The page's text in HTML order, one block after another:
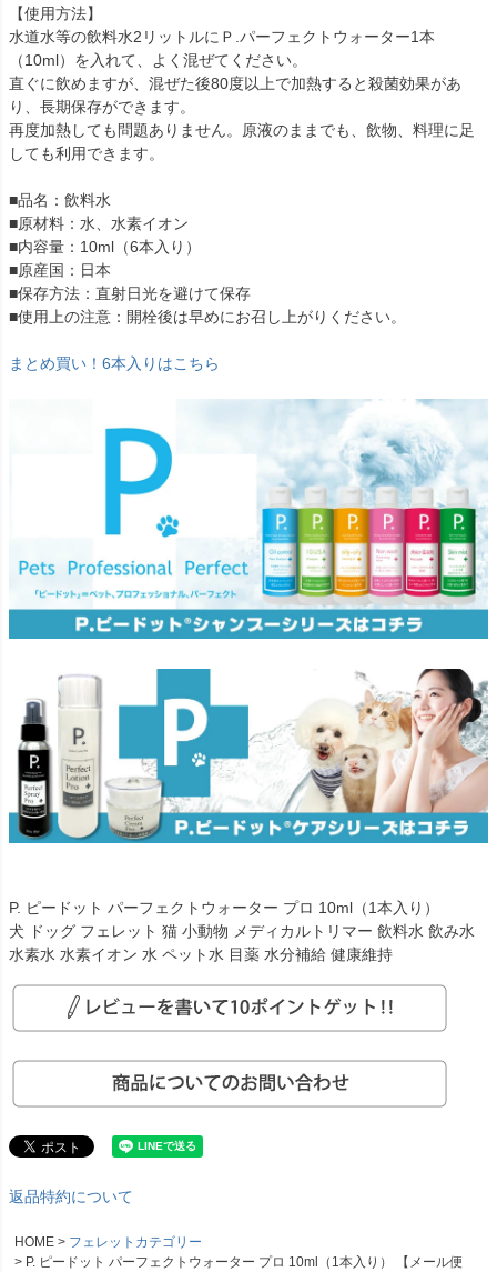
【使用方法】
水道水等の飲料水2リットルにＰ.パーフェクトウォーター1本
（10ml）を入れて、よく混ぜてください。
直ぐに飲めますが、混ぜた後80度以上で加熱すると殺菌効果があ
り、長期保存ができます。
再度加熱しても問題ありません。原液のままでも、飲物、料理に足
しても利用できます。
■品名：飲料水
■原材料：水、水素イオン
■内容量：10ml（6本入り）
■原産国：日本
■保存方法：直射日光を避けて保存
■使用上の注意：開栓後は早めにお召し上がりください。
まとめ買い！6本入りはこちら
P. ピードット パーフェクトウォーター プロ 10ml（1本入り）
犬 ドッグ フェレット 猫 小動物 メディカルトリマー 飲料水 飲み水
水素水 水素イオン 水 ペット水 目薬 水分補給 健康維持
返品特約について
HOME
フェレットカテゴリー
P. ピードット パーフェクトウォーター プロ 10ml（1本入り） 【メール便